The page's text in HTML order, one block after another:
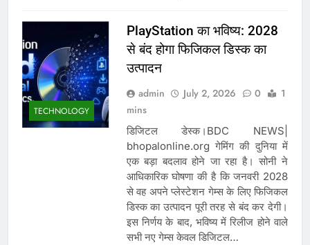
TECHNOLOGY
PlayStation का भविष्य: 2028
से बंद होगा फिजिकल डिस्क का
उत्पादन
admin July 2, 2026 0
1
mins
डिजिटल डेस्क।BDC NEWS|
bhopalonline.org गेमिंग की दुनिया में
एक बड़ा बदलाव होने जा रहा है। सोनी ने
आधिकारिक घोषणा की है कि जनवरी 2028
से वह अपने प्लेस्टेशन गेम्स के लिए फिजिकल
डिस्क का उत्पादन पूरी तरह से बंद कर देगी।
इस निर्णय के बाद, भविष्य में रिलीज होने वाले
सभी नए गेम्स केवल डिजिटल…